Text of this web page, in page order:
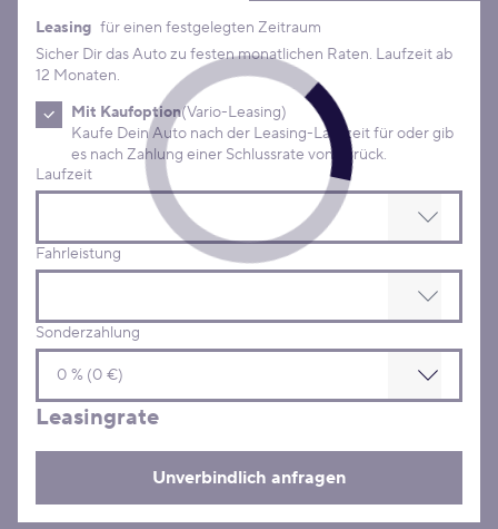
Leasing Konditionen
Leasing für einen festgelegten Zeitraum
Sicher Dir das Auto zu festen monatlichen Raten. Laufzeit ab
12 Monaten.
Mit Kaufoption(Vario-Leasing)
Kaufe Dein Auto nach der Leasing-Laufzeit für oder gib
es nach Zahlung einer Schlussrate von zurück.
Laufzeit
Fahrleistung
Sonderzahlung
Leasingrate
Unverbindlich anfragen